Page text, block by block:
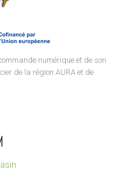
numérique et de son
de la région AURA et de